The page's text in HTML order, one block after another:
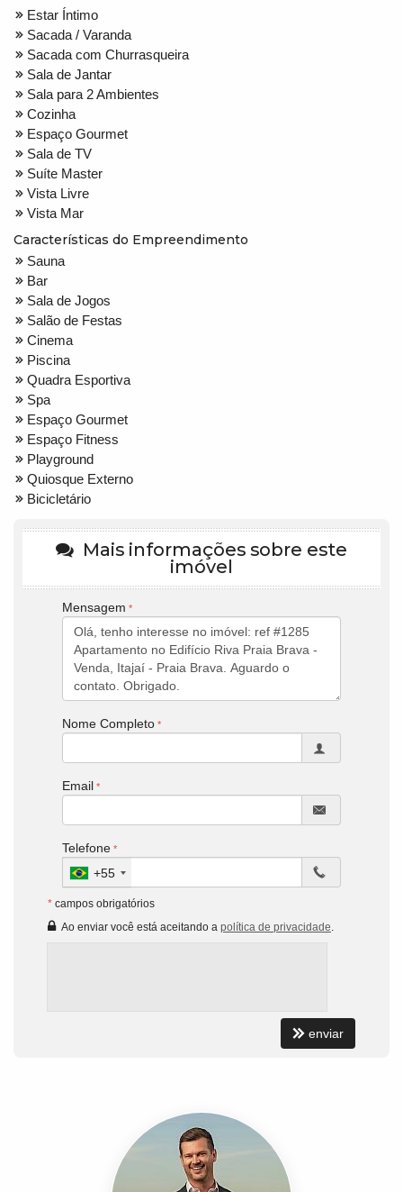
Estar Íntimo
Sacada / Varanda
Sacada com Churrasqueira
Sala de Jantar
Sala para 2 Ambientes
Cozinha
Espaço Gourmet
Sala de TV
Suíte Master
Vista Livre
Vista Mar
Características do Empreendimento
Sauna
Bar
Sala de Jogos
Salão de Festas
Cinema
Piscina
Quadra Esportiva
Spa
Espaço Gourmet
Espaço Fitness
Playground
Quiosque Externo
Bicicletário
Mais informações sobre este
imóvel
Mensagem
Nome Completo
Email
Telefone
+55
* campos obrigatórios
Ao enviar você está aceitando a política de privacidade.
enviar